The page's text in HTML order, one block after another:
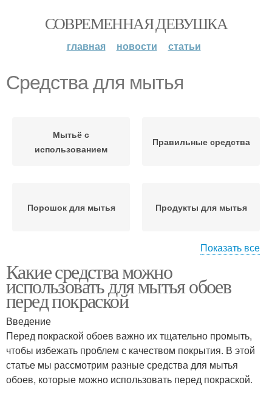
СОВРЕМЕННАЯ ДЕВУШКА
главная новости статьи
Средства для мытья
Мытьё с
использованием
Правильные средства
Порошок для мытья Продукты для мытья
Домашние средства Подходящие средства
Гели для мытья Гель для мытья
Показать все
Какие средства можно
использовать для мытья обоев
перед покраской
Введение
Перед покраской обоев важно их тщательно промыть,
чтобы избежать проблем с качеством покрытия. В этой
статье мы рассмотрим разные средства для мытья
обоев, которые можно использовать перед покраской.